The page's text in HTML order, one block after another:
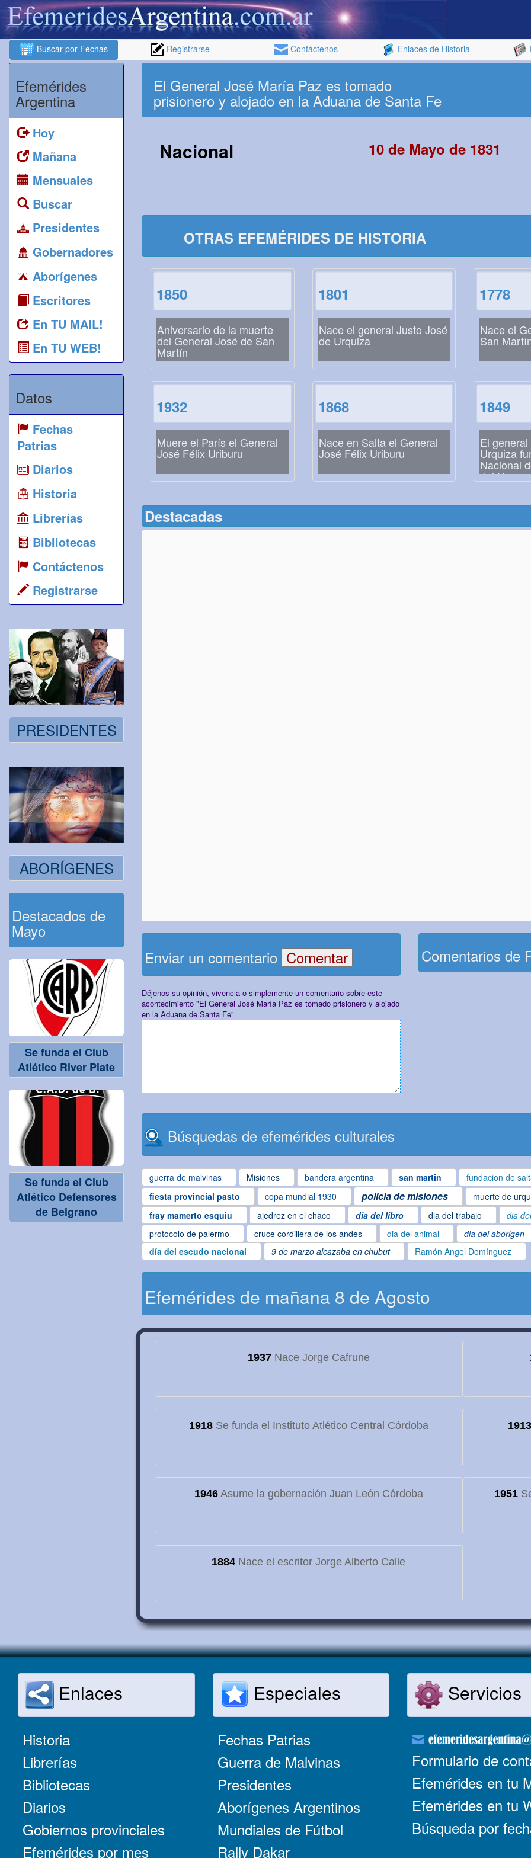
Buscar por Fechas Registrarse Contáctenos Enlaces de Historia
Efemérides
Argentina
Hoy
Mañana
Mensuales
Buscar
Presidentes
Gobernadores
Aborígenes
Escritores
En TU MAIL!
En TU WEB!
Datos
Fechas
Patrias
Diarios
Historia
Librerías
Bibliotecas
Contáctenos
Registrarse
PRESIDENTES
ABORÍGENES
Destacados de
Mayo
Se funda el Club
Atlético River Plate
Se funda el Club
Atlético Defensores
de Belgrano
El General José María Paz es tomado
prisionero y alojado en la Aduana de Santa Fe
Nacional 10 de Mayo de 1831
OTRAS EFEMÉRIDES DE HISTORIA
1850
Aniversario de la muerte
del General José de San
Martín
1801
Nace el general Justo José
de Urquiza
1778
Nace el
San
1932
Muere el París el General
José Félix Uriburu
1868
Nace en Salta el General
José Félix Uriburu
1849
El
Urquiza
Nacional
del
Destacadas
Enviar un comentario
Déjenos su opinión, vivencia o simplemente un comentario sobre este
acontecimiento "El General José María Paz es tomado prisionero y alojado
en la Aduana de Santa Fe"
Comentarios de
Búsquedas de efemérides culturales
guerra de malvinas Misiones bandera argentina san martin fundacion de
fiesta provincial pasto copa mundial 1930 policia de misiones muerte de
fray mamerto esquiu
ajedrez en el chaco dia del libro dia del trabajo dia
protocolo de palermo cruce cordillera de los andes dia del animal dia del aborigen
día del escudo nacional
9 de marzo alcazaba en chubut Ramón Angel Domínguez
Efemérides de mañana 8 de Agosto
1937Nace Jorge Cafrune
1918Se funda el Instituto Atlético Central Córdoba 1913
1946Asume la gobernación Juan León Córdoba 1951
1884 Nace el escritor Jorge Alberto Calle
Enlaces
Historia
Librerías
Bibliotecas
Diarios
Gobiernos provinciales
Efemérides por mes
Especiales
Fechas Patrias
Guerra de Malvinas
Presidentes
Aborígenes Argentinos
Mundiales de Fútbol
Rally Dakar
Servicios
Formulario de
Efemérides en tu
Efemérides en tu
Búsqueda por